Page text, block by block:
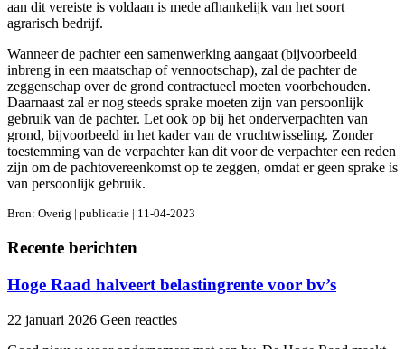
aan dit vereiste is voldaan is mede afhankelijk van het soort
agrarisch bedrijf.
Wanneer de pachter een samenwerking aangaat (bijvoorbeeld
inbreng in een maatschap of vennootschap), zal de pachter de
zeggenschap over de grond contractueel moeten voorbehouden.
Daarnaast zal er nog steeds sprake moeten zijn van persoonlijk
gebruik van de pachter. Let ook op bij het onderverpachten van
grond, bijvoorbeeld in het kader van de vruchtwisseling. Zonder
toestemming van de verpachter kan dit voor de verpachter een reden
zijn om de pachtovereenkomst op te zeggen, omdat er geen sprake is
van persoonlijk gebruik.
Bron: Overig | publicatie | 11-04-2023
Recente berichten
Hoge Raad halveert belastingrente voor bv’s
22 januari 2026 Geen reacties